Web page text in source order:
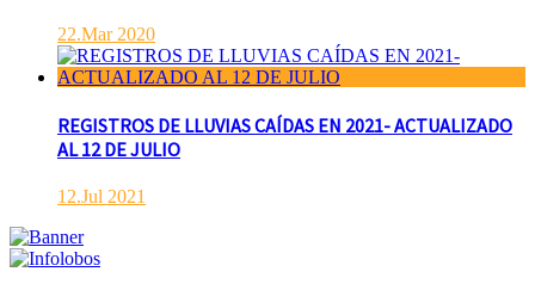
22.Mar 2020
REGISTROS DE LLUVIAS CAÍDAS EN 2021- ACTUALIZADO
AL 12 DE JULIO
12.Jul 2021